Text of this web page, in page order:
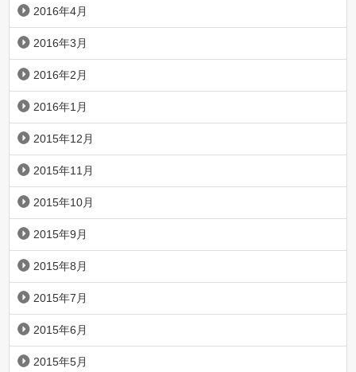
2016年4月
2016年3月
2016年2月
2016年1月
2015年12月
2015年11月
2015年10月
2015年9月
2015年8月
2015年7月
2015年6月
2015年5月